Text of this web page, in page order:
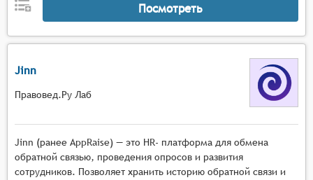
Посмотреть
Jinn
Правовед.Ру Лаб
Jinn (ранее AppRaise) — это HR- платформа для обмена
обратной связью, проведения опросов и развития
сотрудников. Позволяет хранить историю обратной связи и